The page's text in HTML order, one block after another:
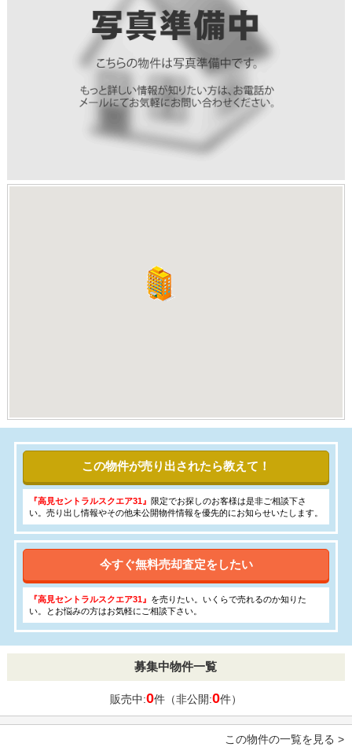
この物件が売り出されたら教えて！
『高見セントラルスクエア31』 限定でお探しのお客様は是非ご相談下さ
い。売り出し情報やその他未公開物件情報を優先的にお知らせいたします。
今すぐ無料売却査定をしたい
『高見セントラルスクエア31』 を売りたい。いくらで売れるのか知りた
い。とお悩みの方はお気軽にご相談下さい。
募集中物件一覧
販売中:0件（非公開:0件）
この物件の一覧を見る >